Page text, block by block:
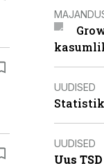
UUDISED
UUDISED
Uus